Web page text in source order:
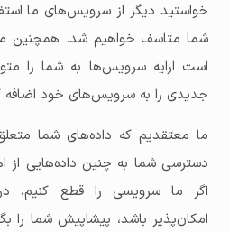
خواستید دیگر از سرویس‌های ما
شما متاسف خواهیم شد. همچنین
است ارایه سرویس‌ها به شما را
جدیدی را به سرویس‌های خود اضافه
ما معتقدیم که داده‌های شما
دسترسی شما به چنین داده‌هایی از
اگر ما سرویسی را قطع کنیم،
امکان‌پذیر باشد، پیشاپیش شما را